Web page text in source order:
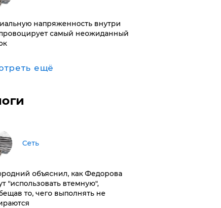
напряженность внутри
самый неожиданный
ещё
Сеть
объяснил, как Федорова
"использовать втемную",
то, чего выполнять не